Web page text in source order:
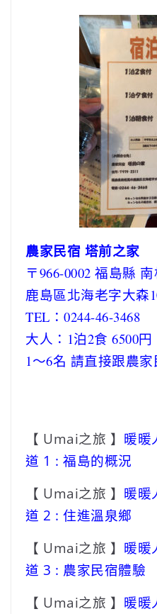
農家民宿 塔前之家
〒966-0002 福島縣
鹿島區北海老字大森
TEL：0244-46-3468
大人：1泊2食 6500円
1～6名 請直接跟農
【 Umai之旅 】 暖暖
道 1 : 福島的概況
【 Umai之旅 】 暖暖
道 2 : 住進溫泉鄉
【 Umai之旅 】 暖暖
道 3 : 農家民宿體驗
【 Umai之旅 】 暖暖